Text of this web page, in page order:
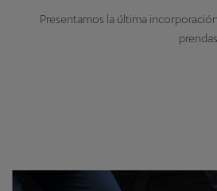
Presentamos la última